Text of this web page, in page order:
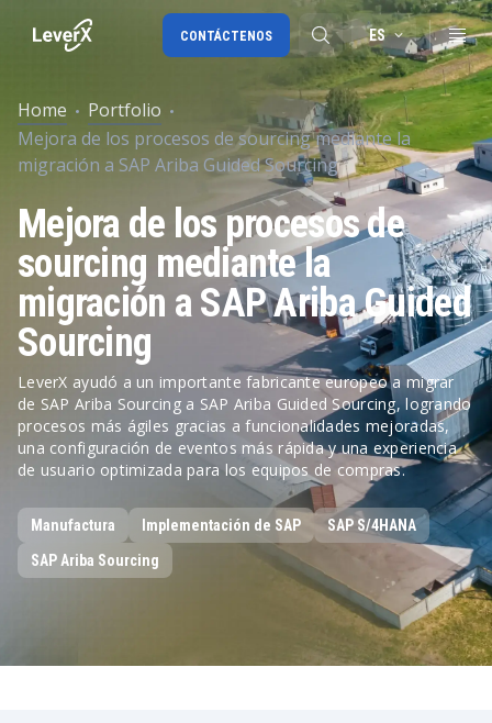
Migración a SAP S/4HANA
SAP Ariba
Cadena de Suministro Digital
ES
CONTÁCTENOS
Home
Portfolio
Mejora de los procesos de sourcing mediante la
migración a SAP Ariba Guided Sourcing
Mejora de los procesos de
sourcing mediante la
migración a SAP Ariba Guided
Sourcing
LeverX ayudó a un importante fabricante europeo a migrar
de SAP Ariba Sourcing a SAP Ariba Guided Sourcing, logrando
procesos más ágiles gracias a funcionalidades mejoradas,
una configuración de eventos más rápida y una experiencia
de usuario optimizada para los equipos de compras.
Manufactura Implementación de SAP
SAP S/4HANA
SAP Ariba Sourcing